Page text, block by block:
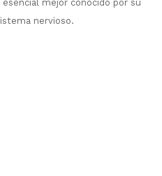
mejor conocido por su
nervioso.